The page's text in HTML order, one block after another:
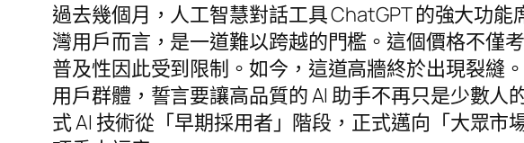
過去幾個月，人工智慧對話工具 ChatGPT 的強大功
灣用戶而言，是一道難以跨越的門檻。這個價格不僅
普及性因此受到限制。如今，這道高牆終於出現裂縫
用戶群體，誓言要讓高品質的 AI 助手不再只是少數
式 AI 技術從「早期採用者」階段，正式邁向「大眾